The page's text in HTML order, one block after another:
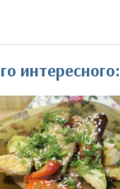
интересного: